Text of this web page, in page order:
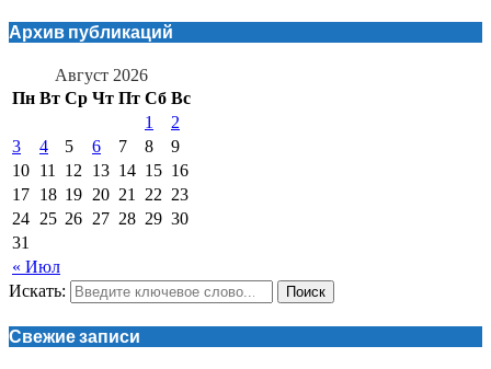
Архив публикаций
Август 2026
Пн Вт Ср Чт Пт Сб Вс
« Июл
1
2
3
4 5 6 7 8
9
10 11 12 13 14 15 16
17 18 19 20 21 22 23
24 25 26 27 28 29 30
31
Искать: Поиск
Свежие записи